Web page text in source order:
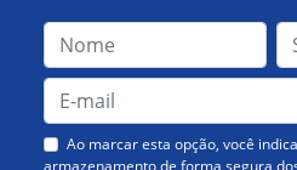
Ao marcar esta opção, você